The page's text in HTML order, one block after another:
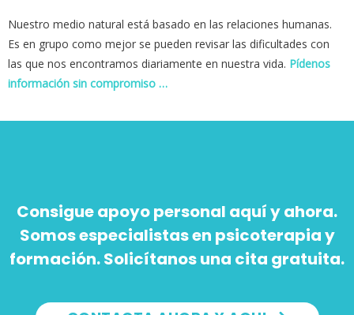
Nuestro medio natural está basado en las relaciones humanas.
Es en grupo como mejor se pueden revisar las dificultades con
las que nos encontramos diariamente en nuestra vida. Pídenos
información sin compromiso …
Consigue apoyo personal aquí y ahora.
Somos especialistas en psicoterapia y
formación. Solicítanos una cita gratuita.